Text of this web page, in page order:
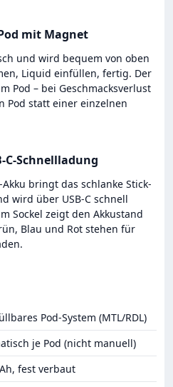
mit Magnet
und wird bequem von oben
Liquid einfüllen, fertig. Der
Pod – bei Geschmacksverlust
Pod statt einer einzelnen
C-Schnellladung
bringt das schlanke Stick-
wird über USB-C schnell
Sockel zeigt den Akkustand
Blau und Rot stehen für
Pod-System (MTL/RDL)
je Pod (nicht manuell)
fest verbaut